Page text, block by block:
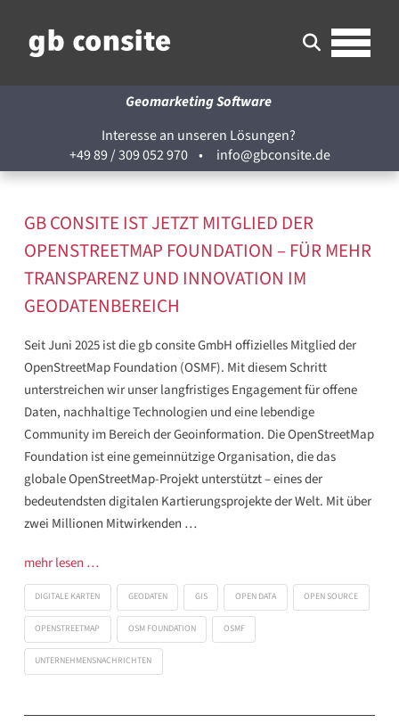
Geomarketing Software
Interesse an unseren Lösungen?
+49 89 / 309 052 970• info@gbconsite.de
GB CONSITE IST JETZT MITGLIED DER
OPENSTREETMAP FOUNDATION – FÜR MEHR
TRANSPARENZ UND INNOVATION IM
GEODATENBEREICH
Seit Juni 2025 ist die gb consite GmbH offizielles Mitglied der
OpenStreetMap Foundation (OSMF). Mit diesem Schritt
unterstreichen wir unser langfristiges Engagement für offene
Daten, nachhaltige Technologien und eine lebendige
Community im Bereich der Geoinformation. Die OpenStreetMap
Foundation ist eine gemeinnützige Organisation, die das
globale OpenStreetMap-Projekt unterstützt – eines der
bedeutendsten digitalen Kartierungsprojekte der Welt. Mit über
zwei Millionen Mitwirkenden …
mehr lesen …
DIGITALE KARTEN GEODATEN GIS OPEN DATA OPEN SOURCE
OPENSTREETMAP OSM FOUNDATION OSMF
UNTERNEHMENSNACHRICHTEN